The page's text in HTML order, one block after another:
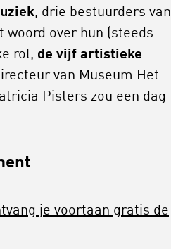
, drie bestuurders van
woord over hun (steeds
rol, de vijf artistieke
van Museum Het
Pisters zou een dag
je voortaan gratis de